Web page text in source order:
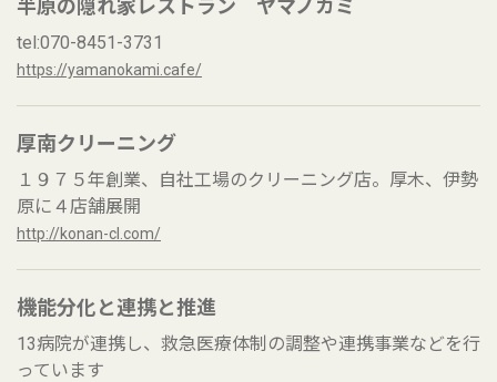
半原の隠れ家レストラン ヤマノカミ
tel:070-8451-3731
https://yamanokami.cafe/
厚南クリーニング
１９７５年創業、自社工場のクリーニング店。厚木、伊勢
原に４店舗展開
http://konan-cl.com/
機能分化と連携と推進
13病院が連携し、救急医療体制の調整や連携事業などを行
っています